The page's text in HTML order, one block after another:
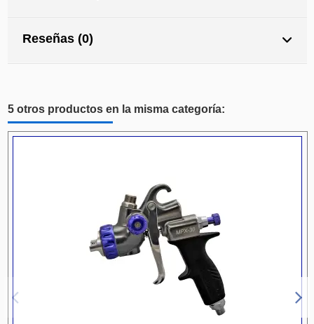
Reseñas (0)
5 otros productos en la misma categoría: